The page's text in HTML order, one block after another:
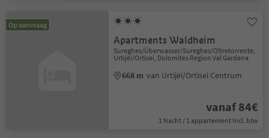
Op aanvraag
Apartments Waldheim
Sureghes/Überwasser/Sureghes/Oltretorrente,
Urtijëi/Ortisei, Dolomites Region Val Gardena
668 m van Urtijëi/Ortisei Centrum
vanaf 84€
1 Nacht / 1 appartement Incl. btw